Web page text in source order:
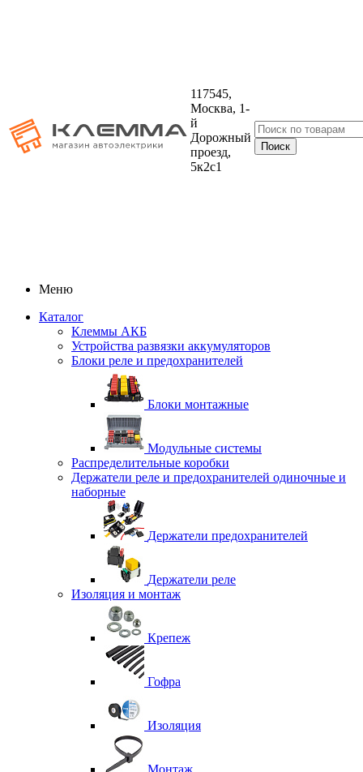
117545,
Москва, 1-
й
Дорожный
проезд,
5к2с1
Меню
Каталог
Клеммы АКБ
Устройства развязки аккумуляторов
Блоки реле и предохранителей
Блоки монтажные
Модульные системы
Распределительные коробки
Держатели реле и предохранителей одиночные и
наборные
Держатели предохранителей
Держатели реле
Изоляция и монтаж
Крепеж
Гофра
Изоляция
Монтаж